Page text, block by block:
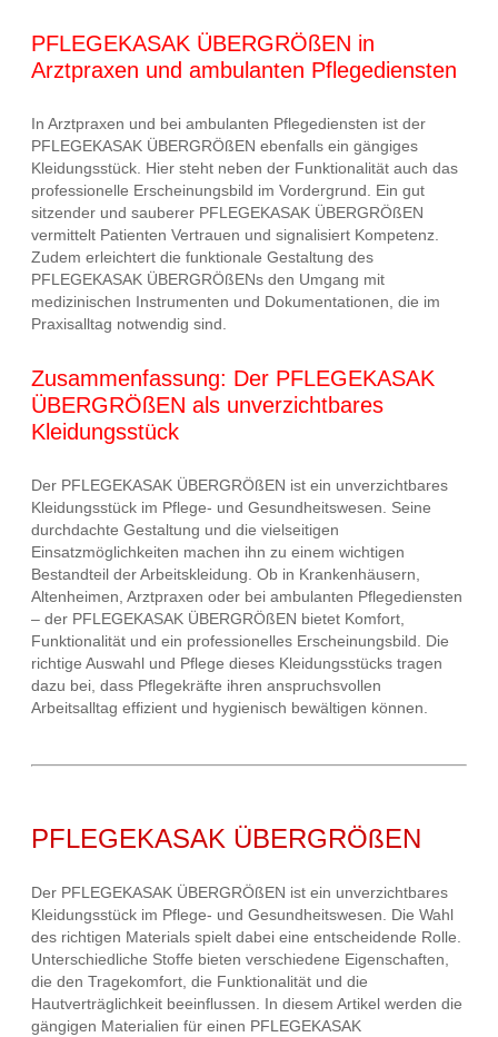
PFLEGEKASAK ÜBERGRÖßEN in
Arztpraxen und ambulanten Pflegediensten
In Arztpraxen und bei ambulanten Pflegediensten ist der
PFLEGEKASAK ÜBERGRÖßEN ebenfalls ein gängiges
Kleidungsstück. Hier steht neben der Funktionalität auch das
professionelle Erscheinungsbild im Vordergrund. Ein gut
sitzender und sauberer PFLEGEKASAK ÜBERGRÖßEN
vermittelt Patienten Vertrauen und signalisiert Kompetenz.
Zudem erleichtert die funktionale Gestaltung des
PFLEGEKASAK ÜBERGRÖßENs den Umgang mit
medizinischen Instrumenten und Dokumentationen, die im
Praxisalltag notwendig sind.
Zusammenfassung: Der PFLEGEKASAK
ÜBERGRÖßEN als unverzichtbares
Kleidungsstück
Der PFLEGEKASAK ÜBERGRÖßEN ist ein unverzichtbares
Kleidungsstück im Pflege- und Gesundheitswesen. Seine
durchdachte Gestaltung und die vielseitigen
Einsatzmöglichkeiten machen ihn zu einem wichtigen
Bestandteil der Arbeitskleidung. Ob in Krankenhäusern,
Altenheimen, Arztpraxen oder bei ambulanten Pflegediensten
– der PFLEGEKASAK ÜBERGRÖßEN bietet Komfort,
Funktionalität und ein professionelles Erscheinungsbild. Die
richtige Auswahl und Pflege dieses Kleidungsstücks tragen
dazu bei, dass Pflegekräfte ihren anspruchsvollen
Arbeitsalltag effizient und hygienisch bewältigen können.
PFLEGEKASAK ÜBERGRÖßEN
Der PFLEGEKASAK ÜBERGRÖßEN ist ein unverzichtbares
Kleidungsstück im Pflege- und Gesundheitswesen. Die Wahl
des richtigen Materials spielt dabei eine entscheidende Rolle.
Unterschiedliche Stoffe bieten verschiedene Eigenschaften,
die den Tragekomfort, die Funktionalität und die
Hautverträglichkeit beeinflussen. In diesem Artikel werden die
gängigen Materialien für einen PFLEGEKASAK